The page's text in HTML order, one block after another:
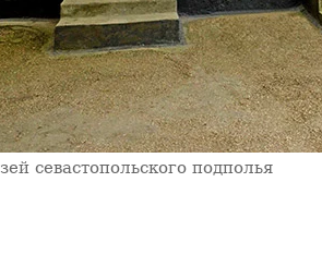
севастопольского подполья